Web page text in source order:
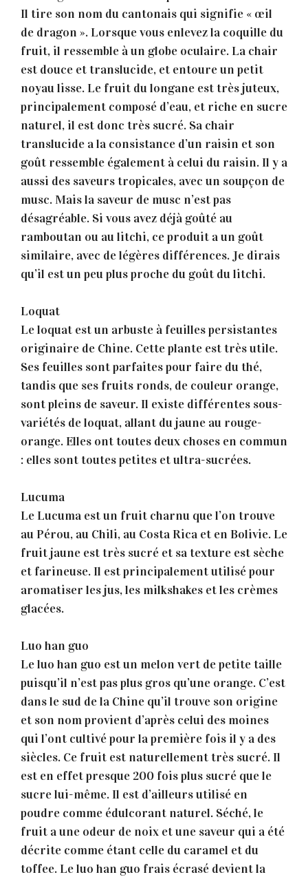
Il tire son nom du cantonais qui signifie « œil
de dragon ». Lorsque vous enlevez la coquille du
fruit, il ressemble à un globe oculaire. La chair
est douce et translucide, et entoure un petit
noyau lisse. Le fruit du longane est très juteux,
principalement composé d’eau, et riche en sucre
naturel, il est donc très sucré. Sa chair
translucide a la consistance d’un raisin et son
goût ressemble également à celui du raisin. Il y a
aussi des saveurs tropicales, avec un soupçon de
musc. Mais la saveur de musc n’est pas
désagréable. Si vous avez déjà goûté au
ramboutan ou au litchi, ce produit a un goût
similaire, avec de légères différences. Je dirais
qu’il est un peu plus proche du goût du litchi.
Loquat
Le loquat est un arbuste à feuilles persistantes
originaire de Chine. Cette plante est très utile.
Ses feuilles sont parfaites pour faire du thé,
tandis que ses fruits ronds, de couleur orange,
sont pleins de saveur. Il existe différentes sous-
variétés de loquat, allant du jaune au rouge-
orange. Elles ont toutes deux choses en commun
: elles sont toutes petites et ultra-sucrées.
Lucuma
Le Lucuma est un fruit charnu que l’on trouve
au Pérou, au Chili, au Costa Rica et en Bolivie. Le
fruit jaune est très sucré et sa texture est sèche
et farineuse. Il est principalement utilisé pour
aromatiser les jus, les milkshakes et les crèmes
glacées.
Luo han guo
Le luo han guo est un melon vert de petite taille
puisqu’il n’est pas plus gros qu’une orange. C’est
dans le sud de la Chine qu’il trouve son origine
et son nom provient d’après celui des moines
qui l’ont cultivé pour la première fois il y a des
siècles. Ce fruit est naturellement très sucré. Il
est en effet presque 200 fois plus sucré que le
sucre lui-même. Il est d’ailleurs utilisé en
poudre comme édulcorant naturel. Séché, le
fruit a une odeur de noix et une saveur qui a été
décrite comme étant celle du caramel et du
toffee. Le luo han guo frais écrasé devient la